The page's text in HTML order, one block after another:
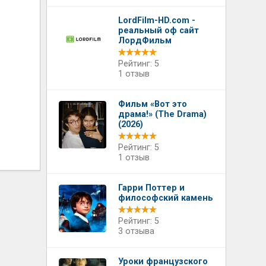
LordFilm-HD.com -
реальный оф сайт
ЛордФильм
Рейтинг: 5
1 отзыв
Фильм «Вот это
драма!» (The Drama)
(2026)
Рейтинг: 5
1 отзыв
Гарри Поттер и
философский камень
Рейтинг: 5
3 отзыва
Уроки французского